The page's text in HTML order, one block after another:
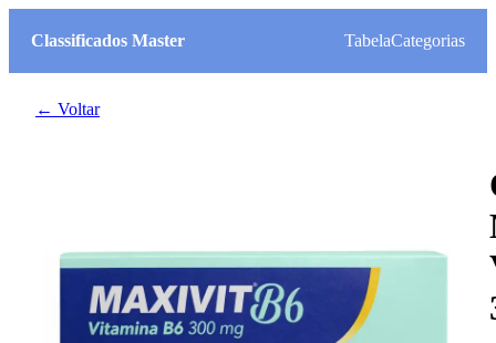
Classificados Master TabelaCategorias
← Voltar